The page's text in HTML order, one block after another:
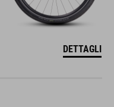
DETTAGLI